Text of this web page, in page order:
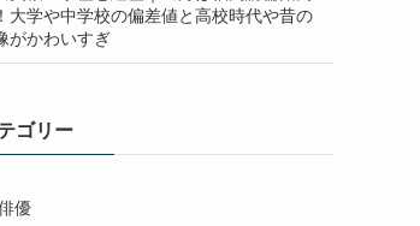
大学や中学校の偏差値と高校時代や昔の
がかわいすぎ
ゴリー
優